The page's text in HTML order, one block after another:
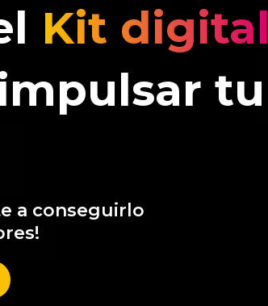
Kit digital
tu
a conseguirlo